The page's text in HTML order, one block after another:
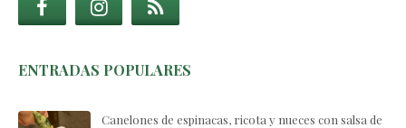
ENTRADAS POPULARES
Canelones de espinacas, ricota y nueces con salsa de